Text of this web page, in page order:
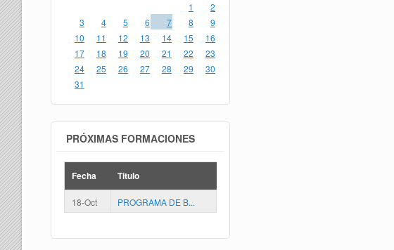
1
2
3
4 5 6 7 8
9
10
11 12 13 14 15
16
17
18 19 20 21 22
23
24
25 26 27 28 29
30
31
PRÓXIMAS FORMACIONES
Fecha Titulo
18-Oct PROGRAMA DE B...